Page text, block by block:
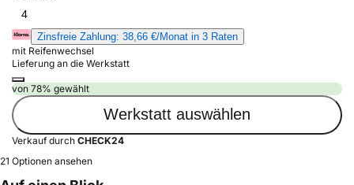
4
Zinsfreie Zahlung: 38,66 €/Monat in 3 Raten
mit Reifenwechsel
Lieferung an die Werkstatt
von 78% gewählt
Werkstatt auswählen
Verkauf durch CHECK24
21 Optionen ansehen